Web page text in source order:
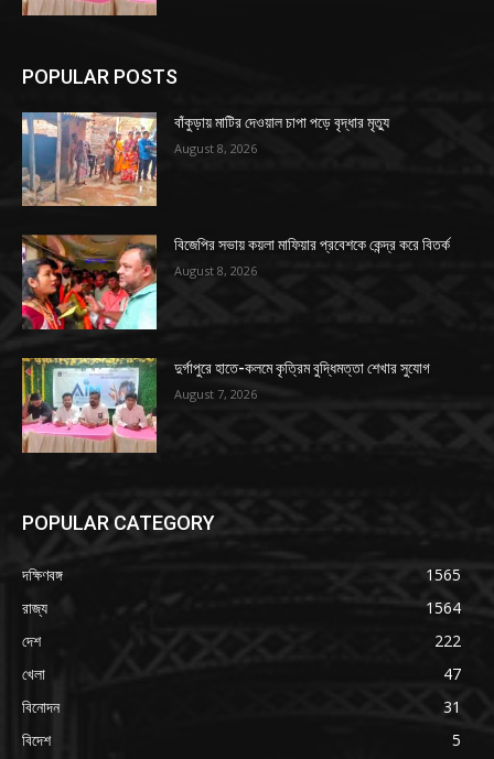
POPULAR POSTS
বাঁকুড়ায় মাটির দেওয়াল চাপা পড়ে বৃদ্ধার মৃত্যু
August 8, 2026
বিজেপির সভায় কয়লা মাফিয়ার প্রবেশকে কেন্দ্র করে বিতর্ক
August 8, 2026
দুর্গাপুরে হাতে-কলমে কৃত্রিম বুদ্ধিমত্তা শেখার সুযোগ
August 7, 2026
POPULAR CATEGORY
দক্ষিণবঙ্গ
1565
রাজ্য
1564
দেশ
222
খেলা
47
বিনোদন
31
বিদেশ
5